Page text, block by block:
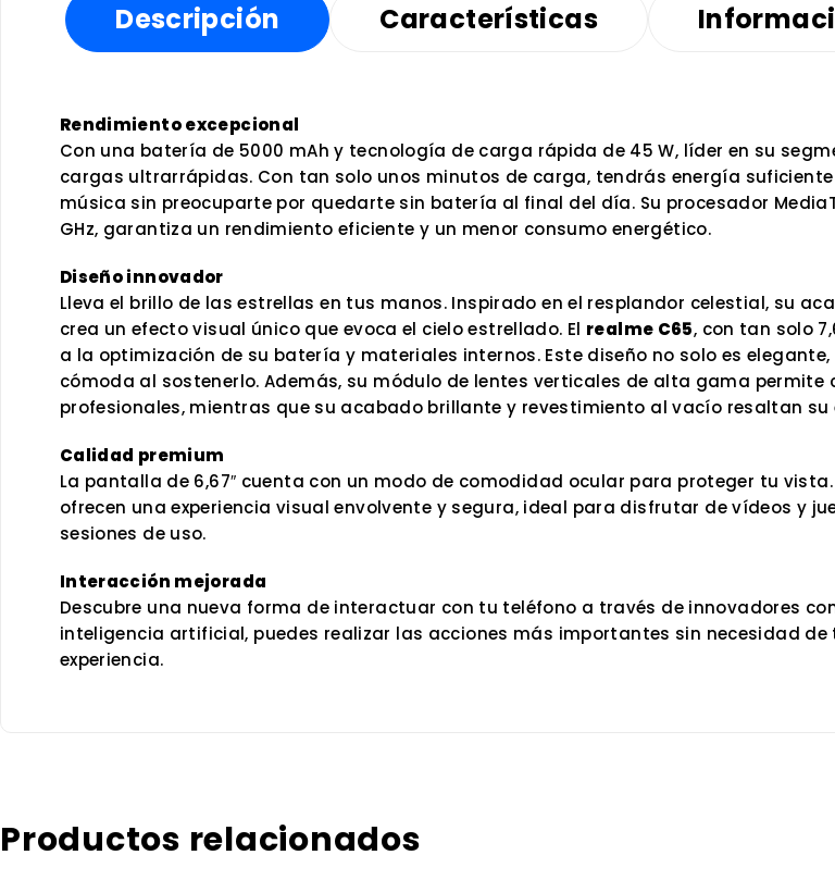
Descripción Características
Rendimiento excepcional
Con una batería de 5000 mAh y tecnología de carga rápida de 45 W, líder en su
cargas ultrarrápidas. Con tan solo unos minutos de carga, tendrás energía
música sin preocuparte por quedarte sin batería al final del día. Su procesador
GHz, garantiza un rendimiento eficiente y un menor consumo energético.
Diseño innovador
Lleva el brillo de las estrellas en tus manos. Inspirado en el resplandor celestial, su
crea un efecto visual único que evoca el cielo estrellado. El realme C65, con tan solo
a la optimización de su batería y materiales internos. Este diseño no solo es
cómoda al sostenerlo. Además, su módulo de lentes verticales de alta gama
profesionales, mientras que su acabado brillante y revestimiento al vacío resaltan
Calidad premium
La pantalla de 6,67″ cuenta con un modo de comodidad ocular para proteger tu
ofrecen una experiencia visual envolvente y segura, ideal para disfrutar de vídeos y
sesiones de uso.
Interacción mejorada
Descubre una nueva forma de interactuar con tu teléfono a través de innovadores
inteligencia artificial, puedes realizar las acciones más importantes sin necesidad
experiencia.
Productos relacionados